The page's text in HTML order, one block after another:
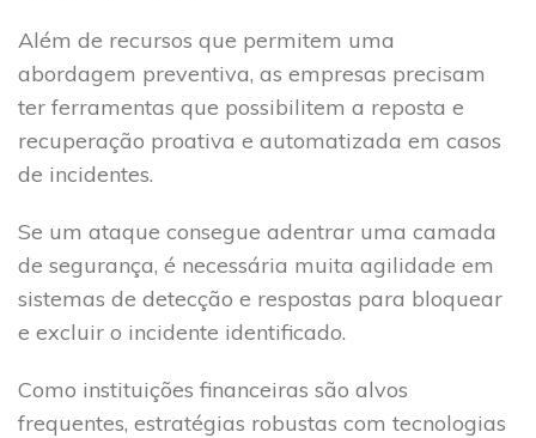
Além de recursos que permitem uma
abordagem preventiva, as empresas precisam
ter ferramentas que possibilitem a reposta e
recuperação proativa e automatizada em casos
de incidentes.
Se um ataque consegue adentrar uma camada
de segurança, é necessária muita agilidade em
sistemas de detecção e respostas para bloquear
e excluir o incidente identificado.
Como instituições financeiras são alvos
frequentes, estratégias robustas com tecnologias